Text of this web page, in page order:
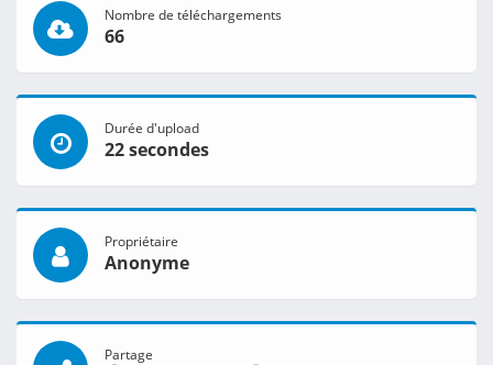
Nombre de téléchargements
66
Durée d'upload
22 secondes
Propriétaire
Anonyme
Partage